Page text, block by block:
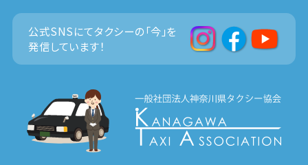
公式SNSにてタクシーの「今」を
発信しています！